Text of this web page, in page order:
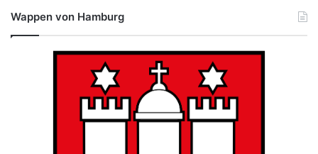
Wappen von Hamburg